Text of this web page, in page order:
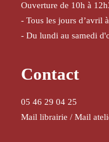
Ouverture de 10h à
- Tous les jours d’avril
- Du lundi au samedi
Contact
05 46 29 04 25
Mail librairie / Mail